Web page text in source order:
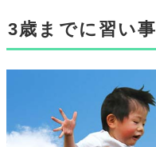
3歳までに習い